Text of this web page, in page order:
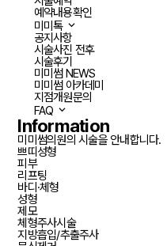
예약내용확인
미미톡
공지사항
시술사진 전후
시술후기
미미썸 NEWS
미미썸 아카데미
지점개원문의
FAQ
Information
미미썸의원의 시술을 안내합니다.
쁘띠성형
피부
리프팅
바디·체형
성형
제모
체형주사시술
지방흡입/추출주사